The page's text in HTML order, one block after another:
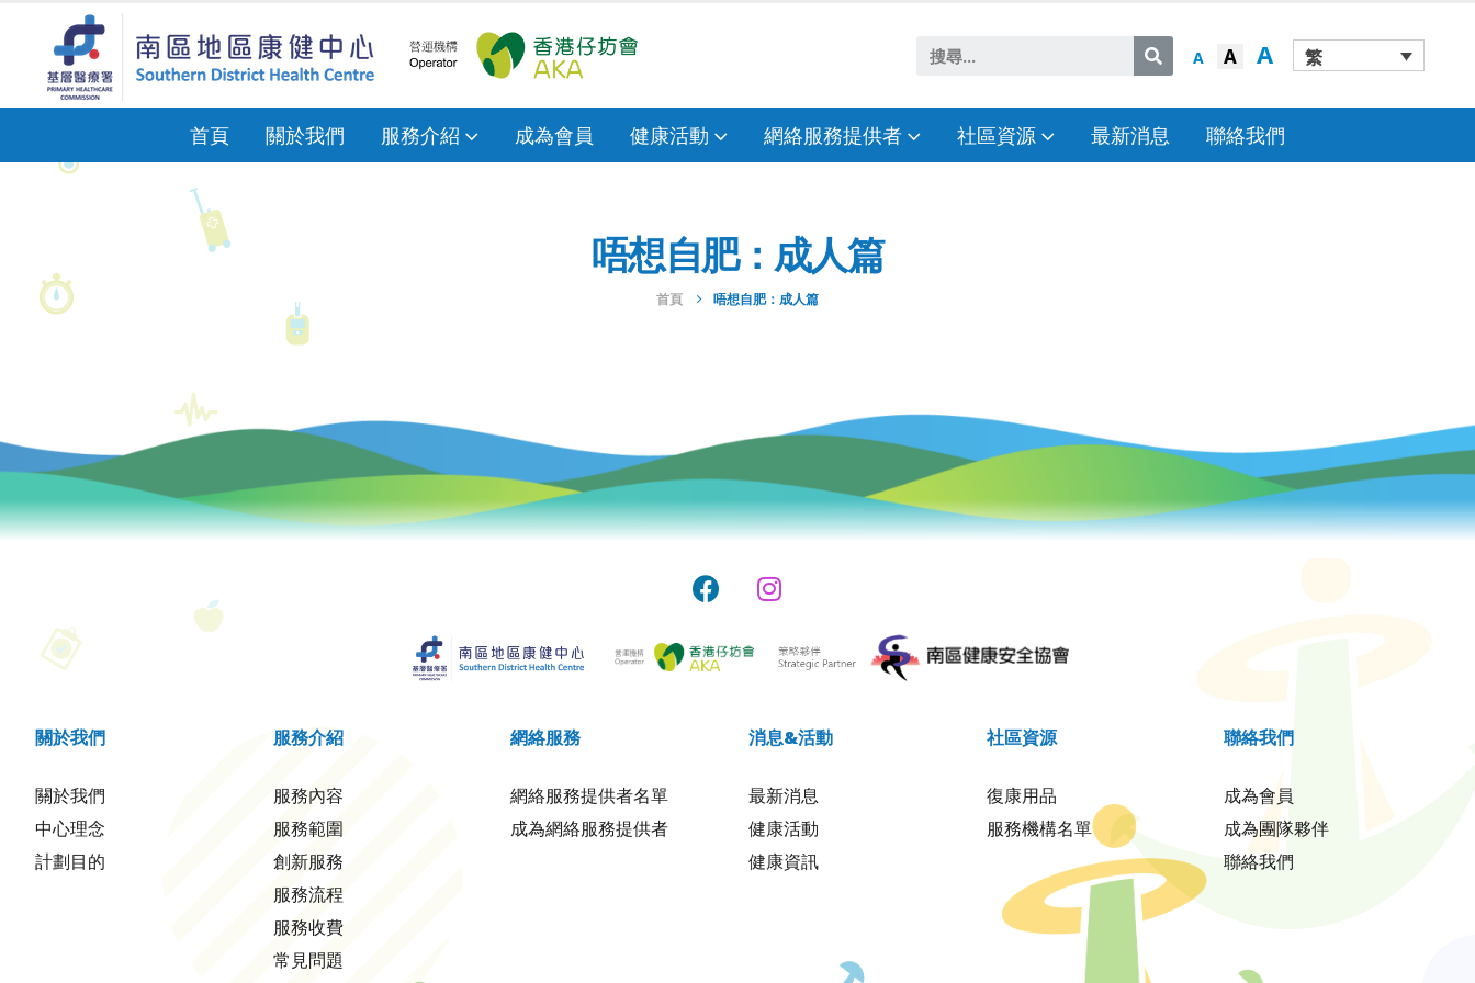
A A A 繁
首頁 關於我們 服務介紹 成為會員 健康活動 網絡服務提供者 社區資源 最新消息 聯絡我們
唔想自肥：成人篇
首頁 唔想自肥：成人篇
關於我們
關於我們
中心理念
計劃目的
服務介紹
服務內容
服務範圍
創新服務
服務流程
服務收費
常見問題
網絡服務
網絡服務提供者名單
成為網絡服務提供者
消息&活動
最新消息
健康活動
健康資訊
社區資源
復康用品
服務機構名單
聯絡我們
成為會員
成為團隊夥伴
聯絡我們